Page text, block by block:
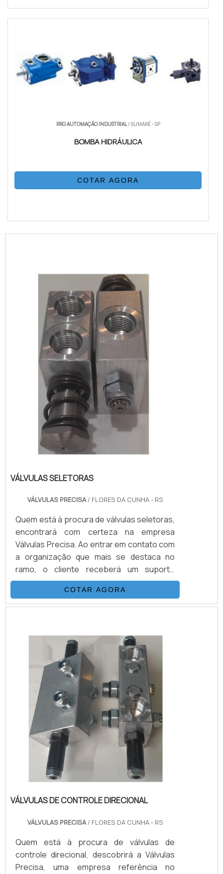
RRG AUTOMAÇÃO INDUSTRIAL/ SUMARÉ - SP
BOMBA HIDRÁULICA
COTAR AGORA
VÁLVULAS SELETORAS
VÁLVULAS PRECISA/ FLORES DA CUNHA - RS
Quem está à procura de válvulas seletoras,
encontrará com certeza na empresa
Válvulas Precisa. Ao entrar em contato com
a organização que mais se destaca no
ramo, o cliente receberá um suporte
completo para sanar eventuais dúvidas
sobre o produto a ser adquirido.Quando o
quesito é válvulas seletoras, com a melhor
benefício e atendimento eficaz em todo o
COTAR AGORA
VÁLVULAS DE CONTROLE DIRECIONAL
VÁLVULAS PRECISA/ FLORES DA CUNHA - RS
Quem está à procura de válvulas de
controle direcional, descobrirá a Válvulas
Precisa, uma empresa referência no